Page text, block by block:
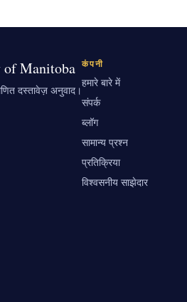
of Manitoba
दस्तावेज़ अनुवाद।
कंपनी
हमारे बारे में
संपर्क
ब्लॉग
सामान्य प्रश्न
प्रतिक्रिया
विश्वसनीय साझेदार